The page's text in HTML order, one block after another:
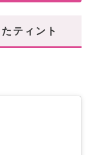
ティント